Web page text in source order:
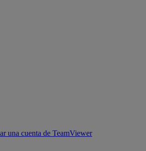
una cuenta de TeamViewer